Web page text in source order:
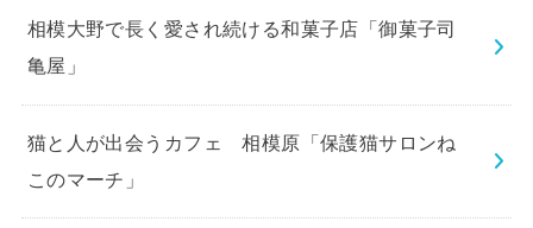
相模大野で長く愛され続ける和菓子店「御菓子司
亀屋」
猫と人が出会うカフェ 相模原「保護猫サロンね
このマーチ」